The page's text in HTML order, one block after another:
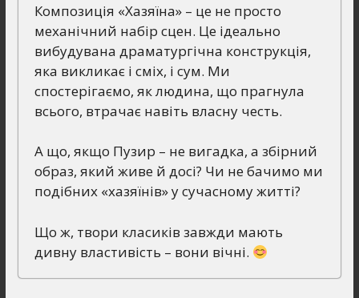
Композиція «Хазяїна» – це не просто
механічний набір сцен. Це ідеально
вибудувана драматургічна конструкція,
яка викликає і сміх, і сум. Ми
спостерігаємо, як людина, що прагнула
всього, втрачає навіть власну честь.
А що, якщо Пузир – не вигадка, а збірний
образ, який живе й досі? Чи не бачимо ми
подібних «хазяїнів» у сучасному житті?
Що ж, твори класиків завжди мають
дивну властивість – вони вічні.